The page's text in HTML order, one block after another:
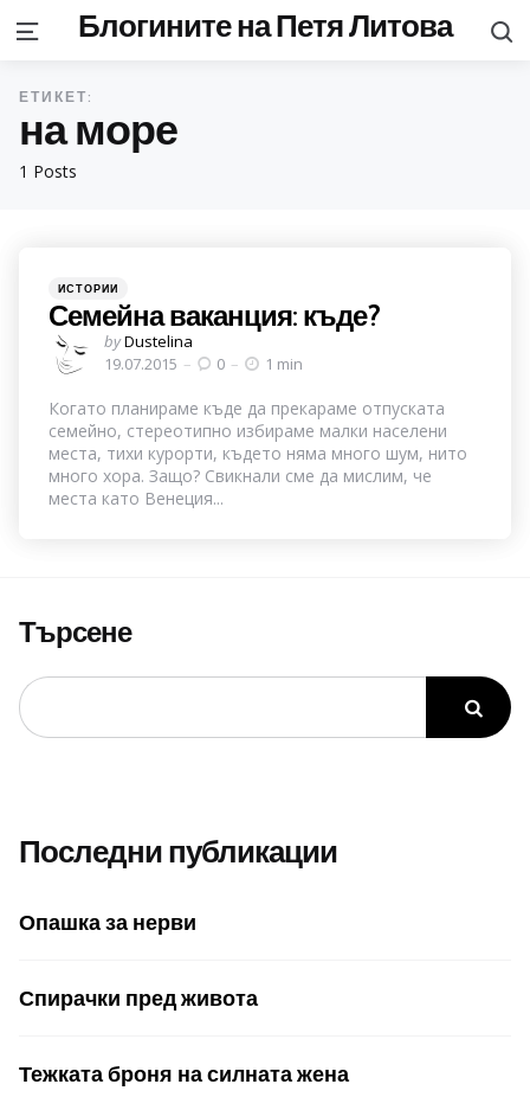
MenuБлогините на Петя Литова
1 Posts
ЕТИКЕТ:
на море
Categories
Posted
ИСТОРИИ
Семейна ваканция: къде?
Posted
by
byDustelina
19.07.2015
0 1 min
Когато планираме къде да прекараме отпуската
семейно, стереотипно избираме малки населени
места, тихи курорти, където няма много шум, нито
много хора. Защо? Свикнали сме да мислим, че
места като Венеция...
Търсене
Последни публикации
Опашка за нерви
Спирачки пред живота
Тежката броня на силната жена